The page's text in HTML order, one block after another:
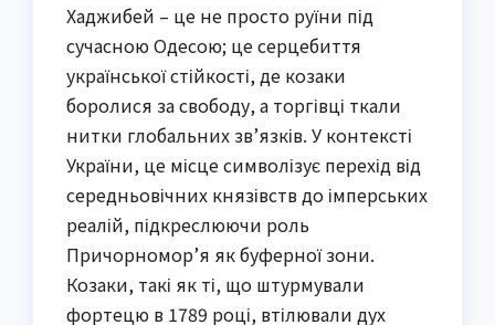
Хаджибей – це не просто руїни під
сучасною Одесою; це серцебиття
української стійкості, де козаки
боролися за свободу, а торгівці ткали
нитки глобальних зв’язків. У контексті
України, це місце символізує перехід від
середньовічних князівств до імперських
реалій, підкреслюючи роль
Причорномор’я як буферної зони.
Козаки, такі як ті, що штурмували
фортецю в 1789 році, втілювали дух